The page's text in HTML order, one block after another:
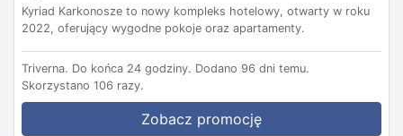
Kyriad Karkonosze to nowy kompleks hotelowy, otwarty w roku
2022, oferujący wygodne pokoje oraz apartamenty.
Triverna. Do końca 24 godziny. Dodano 96 dni temu.
Skorzystano 106 razy.
Zobacz promocję